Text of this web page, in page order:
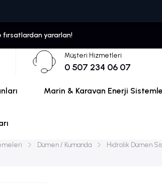
fırsatlardan yararlan!
Müşteri Hizmetleri
0 507 234 06 07
Marin & Karavan Enerji
Dümen / Kumanda Hidrolik Dümen